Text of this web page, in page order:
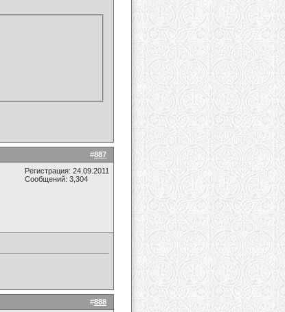
#887
Регистрация: 24.09.2011
Сообщений: 3,304
#888